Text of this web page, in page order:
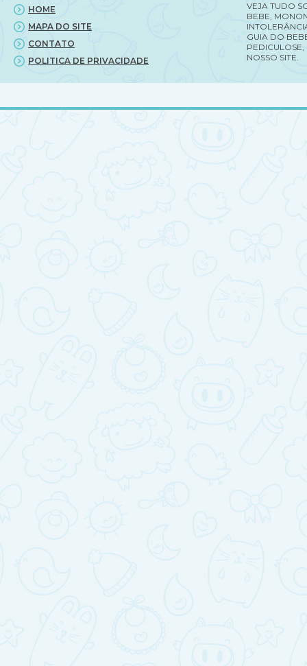
HOME
MAPA DO SITE
CONTATO
POLITICA DE PRIVACIDADE
VEJA TUDO
BEBE,
GUIA DO
PEDICULOSE,
NOSSO SITE.